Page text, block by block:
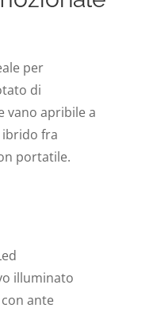
per
di
vano apribile a
ibrido fra
portatile.
illuminato
ante